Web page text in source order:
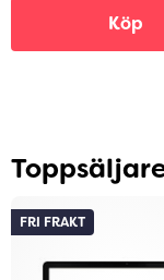
Köp
FRI FRAKT